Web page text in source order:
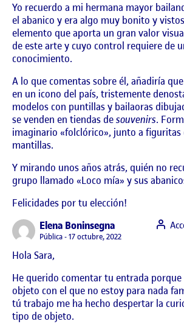
Yo recuerdo a mi hermana mayor
el abanico y era algo muy bonito y
elemento que aporta un gran valor
de este arte y cuyo control requiere de
conocimiento.
A lo que comentas sobre él, añadiría
en un icono del país, tristemente
modelos con puntillas y bailaoras
se venden en tiendas desouvenirs.
imaginario «folclórico», junto a figuritas
mantillas.
Y mirando unos años atrás, quién no
grupo llamado «Loco mía» y sus
Felicidades por tu elección!
Elena Boninsegna
Visibilidad:
Pública 17 octubre, 2022
Hola Sara,
He querido comentar tu entrada porque
objeto con el que no estoy para nada
tú trabajo me ha hecho despertar la
tipo de objeto.